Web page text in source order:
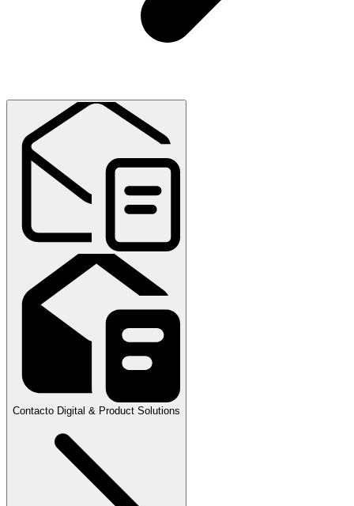
Contacto Digital & Product Solutions